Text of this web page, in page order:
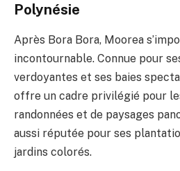
Polynésie
Après Bora Bora, Moorea
incontournable. Connue pour
verdoyantes et ses baies
offre un cadre privilégié pour
randonnées et de paysages
aussi réputée pour ses
jardins colorés.